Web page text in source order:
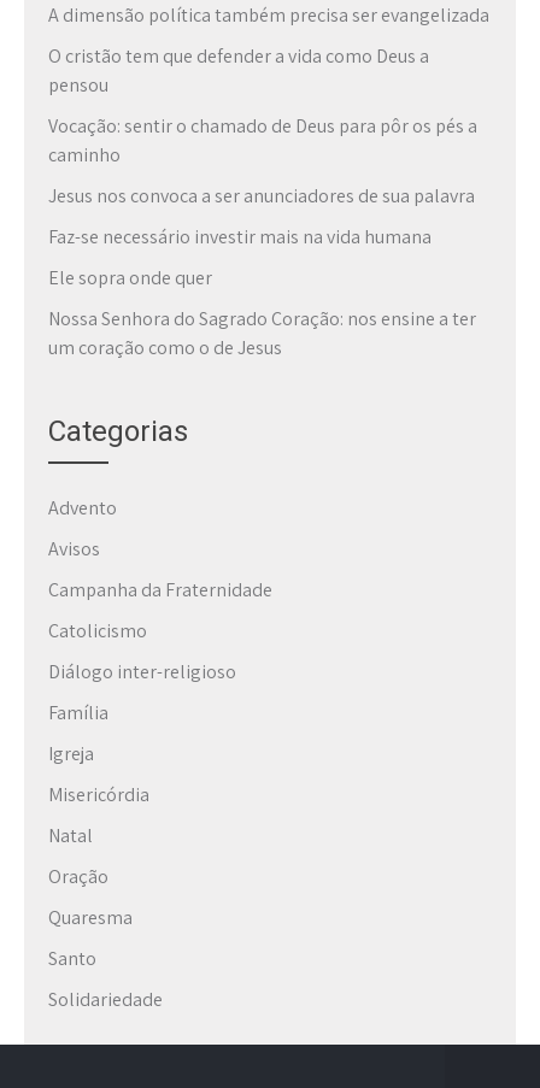
A dimensão política também precisa ser evangelizada
O cristão tem que defender a vida como Deus a
pensou
Vocação: sentir o chamado de Deus para pôr os pés a
caminho
Jesus nos convoca a ser anunciadores de sua palavra
Faz-se necessário investir mais na vida humana
Ele sopra onde quer
Nossa Senhora do Sagrado Coração: nos ensine a ter
um coração como o de Jesus
Categorias
Advento
Avisos
Campanha da Fraternidade
Catolicismo
Diálogo inter-religioso
Família
Igreja
Misericórdia
Natal
Oração
Quaresma
Santo
Solidariedade